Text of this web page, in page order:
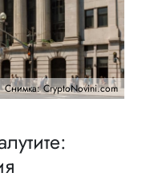
Снимка: CryptoNovini.com